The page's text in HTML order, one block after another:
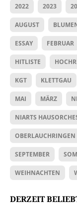
2022 2023
AUGUST
ESSAY FEBRUAR
HITLISTE
KGT KLETTGAU
MAI MÄRZ
NIARTS
OBERLAUCHRINGEN
SEPTEMBER
WEIHNACHTEN
DERZEIT